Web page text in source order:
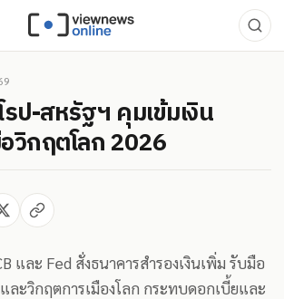
ป-สหรัฐฯ คุมเข้มเงิน
วิกฤตโลก 2026
และ Fed สั่งธนาคารสำรองเงินเพิ่ม รับมือ
ละวิกฤตการเมืองโลก กระทบดอกเบี้ยและ